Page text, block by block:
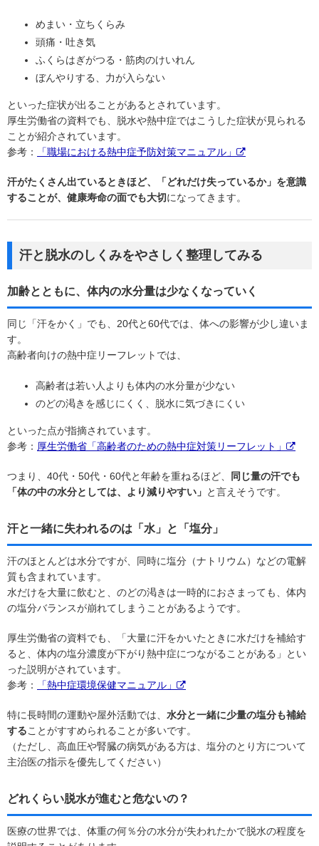
めまい・立ちくらみ
頭痛・吐き気
ふくらはぎがつる・筋肉のけいれん
ぼんやりする、力が入らない
といった症状が出ることがあるとされています。
厚生労働省の資料でも、脱水や熱中症ではこうした症状が見られる
ことが紹介されています。
参考：
「職場における熱中症予防対策マニュアル」
汗がたくさん出ているときほど、「どれだけ失っているか」を意識
することが、健康寿命の面でも大切になってきます。
汗と脱水のしくみをやさしく整理してみる
加齢とともに、体内の水分量は少なくなっていく
同じ「汗をかく」でも、20代と60代では、体への影響が少し違いま
す。
高齢者向けの熱中症リーフレットでは、
高齢者は若い人よりも体内の水分量が少ない
のどの渇きを感じにくく、脱水に気づきにくい
といった点が指摘されています。
参考： 厚生労働省「高齢者のための熱中症対策リーフレット」
つまり、40代・50代・60代と年齢を重ねるほど、
同じ量の汗でも
「体の中の水分としては、より減りやすい」 と言えそうです。
汗と一緒に失われるのは「水」と「塩分」
汗のほとんどは水分ですが、同時に塩分（ナトリウム）などの電解
質も含まれています。
水だけを大量に飲むと、のどの渇きは一時的におさまっても、体内
の塩分バランスが崩れてしまうことがあるようです。
厚生労働省の資料でも、「大量に汗をかいたときに水だけを補給す
ると、体内の塩分濃度が下がり熱中症につながることがある」とい
った説明がされています。
参考：
「熱中症環境保健マニュアル」
特に長時間の運動や屋外活動では、 水分と一緒に少量の塩分も補給
することがすすめられることが多いです。
（ただし、高血圧や腎臓の病気がある方は、塩分のとり方について
主治医の指示を優先してください）
どれくらい脱水が進むと危ないの？
医療の世界では、体重の何％分の水分が失われたかで脱水の程度を